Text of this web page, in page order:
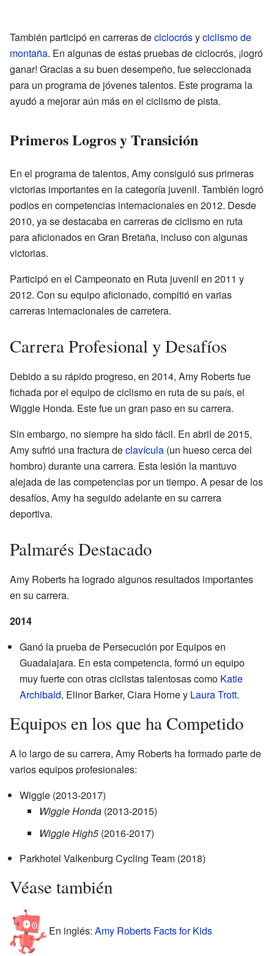
También participó en carreras deciclocrósyciclismo de
montaña. En algunas de estas pruebas de ciclocrós, ¡logró
ganar! Gracias a su buen desempeño, fue seleccionada
para un programa de jóvenes talentos. Este programa la
ayudó a mejorar aún más en el ciclismo de pista.
Primeros Logros y Transición
En el programa de talentos, Amy consiguió sus primeras
victorias importantes en la categoría juvenil. También logró
podios en competencias internacionales en 2012. Desde
2010, ya se destacaba en carreras de ciclismo en ruta
para aficionados en Gran Bretaña, incluso con algunas
victorias.
Participó en el Campeonato en Ruta juvenil en 2011 y
2012. Con su equipo aficionado, compitió en varias
carreras internacionales de carretera.
Carrera Profesional y Desafíos
Debido a su rápido progreso, en 2014, Amy Roberts fue
fichada por el equipo de ciclismo en ruta de su país, el
Wiggle Honda. Este fue un gran paso en su carrera.
Sin embargo, no siempre ha sido fácil. En abril de 2015,
Amy sufrió una fractura declavícula (un hueso cerca del
hombro) durante una carrera. Esta lesión la mantuvo
alejada de las competencias por un tiempo. A pesar de los
desafíos, Amy ha seguido adelante en su carrera
deportiva.
Palmarés Destacado
Amy Roberts ha logrado algunos resultados importantes
en su carrera.
2014
Ganó la prueba de Persecución por Equipos en
Guadalajara. En esta competencia, formó un equipo
muy fuerte con otras ciclistas talentosas como Katie
Archibald, Elinor Barker, Ciara Horne y Laura Trott.
Equipos en los que ha Competido
A lo largo de su carrera, Amy Roberts ha formado parte de
varios equipos profesionales:
Wiggle (2013-2017)
Wiggle Honda (2013-2015)
Wiggle High5(2016-2017)
Parkhotel Valkenburg Cycling Team (2018)
Véase también
En inglés: Amy Roberts Facts for Kids